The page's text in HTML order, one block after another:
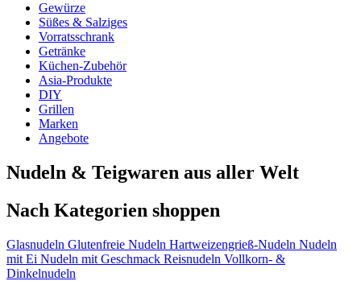
Gewürze
Süßes & Salziges
Vorratsschrank
Getränke
Küchen-Zubehör
Asia-Produkte
DIY
Grillen
Marken
Angebote
Nudeln & Teigwaren aus aller Welt
Nach Kategorien shoppen
Glasnudeln Glutenfreie Nudeln Hartweizengrieß-Nudeln Nudeln
mit Ei Nudeln mit Geschmack Reisnudeln Vollkorn- &
Dinkelnudeln